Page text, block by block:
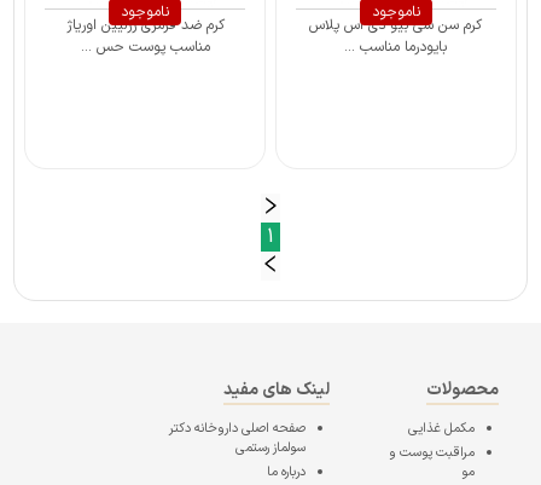
ناموجود
کرم سن سی بیو دی اس پلاس
بایودرما مناسب ...
ناموجود
کرم ضد قرمزی رزلیین اوریاژ
مناسب پوست حس ...
1
محصولات
مکمل غذایی
مراقبت پوست و
مو
لینک های مفید
صفحه اصلیداروخانه دکتر
سولماز رستمی
درباره ما